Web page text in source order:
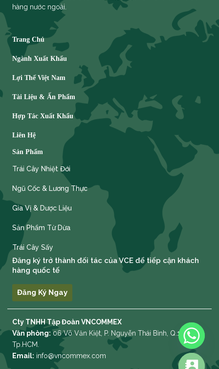
hàng nước ngoài.
Trang Chủ
Ngành Xuất Khẩu
Lợi Thế Việt Nam
Tài Liệu & Ấn Phẩm
Hợp Tác Xuất Khẩu
Liên Hệ
Sản Phẩm
Trái Cây Nhiệt Đới
Ngũ Cốc & Lương Thực
Gia Vị & Dược Liệu
Sản Phẩm Từ Dừa
Trái Cây Sấy
Đăng ký trở thành đối tác của VCE để tiếp cận khách
hàng quốc tế
Đăng Ký Ngay
Cty TNHH Tập Đoàn VNCOMMEX
Văn phòng: 06 Võ Văn Kiệt, P. Nguyễn Thái Bình, Q.1,
Tp.HCM.
Email: info@vncommex.com